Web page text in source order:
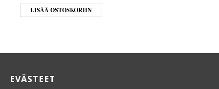
LISÄÄ OSTOSKORIIN
EVÄSTEET